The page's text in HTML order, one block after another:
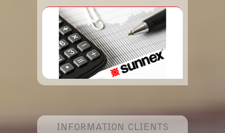
INFORMATION CLIENTS
sur nos éclairages